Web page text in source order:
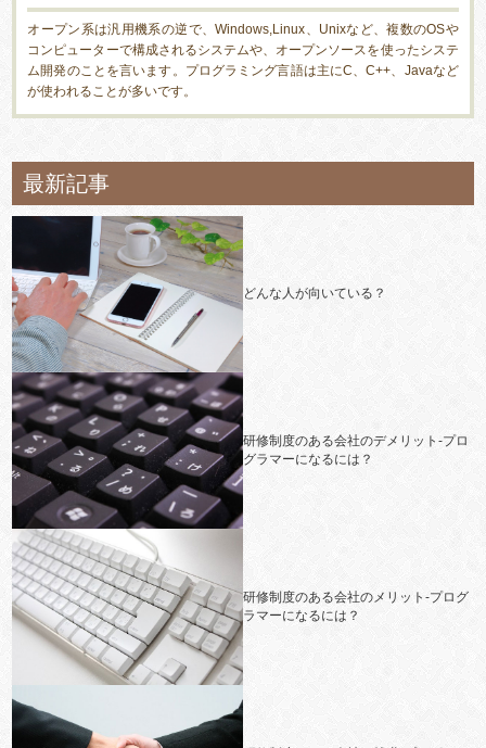
オープン系は汎用機系の逆で、Windows,Linux、Unixなど、複数のOSや
コンピューターで構成されるシステムや、オープンソースを使ったシステ
ム開発のことを言います。プログラミング言語は主にC、C++、Javaなど
が使われることが多いです。
最新記事
どんな人が向いている？
研修制度のある会社のデメリット-プロ
グラマーになるには？
研修制度のある会社のメリット-プログ
ラマーになるには？